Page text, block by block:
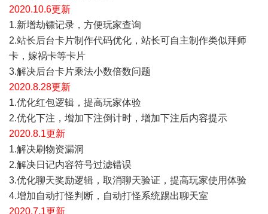
2020.10.6更新
1.新增劫镖记录，方便玩家查询
2.站长后台卡片制作代码优化，站长可自主制作类似拜师
卡，嫁祸卡等卡片
3.解决后台卡片乘法小数倍数问题
2020.8.28更新
1.优化红包逻辑，提高玩家体验
2.优化下注，增加下注倒计时，增加下注后内容提示
2020.8.1更新
1.解决刷物资漏洞
2.解决日记内容符号过滤错误
3.优化聊天奖励逻辑，取消聊天验证，提高玩家使用体验
4.增加自动打怪判断，自动打怪系统踢出聊天室
2020.7.1更新